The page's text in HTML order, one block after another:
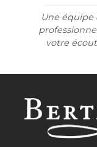
Une équipe
votre